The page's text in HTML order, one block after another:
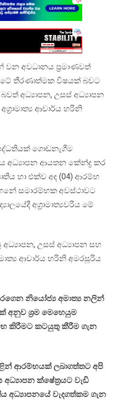
වන අවධානය ප්‍රමාණවත්
තීරණාත්මක විෂයක් බවට
අධ්‍යාපන, උසස් අධ්‍යාපන
ආචාර්ය හරිනි
ගොඩනැගීම
අධ්‍යාපන ආයතන කේන්ද්‍ර කර
හා එක්ව අද (04) ආරම්භ
සමාරම්භක අවස්ථාවට
අග්‍රාමාත්‍යවරිය මේ
අධ්‍යාපන, උසස් අධ්‍යාපන සහ
ආචාර්ය හරිනි අමරසූරිය
නියෝජ්‍ය අමාත්‍ය නලින්
අනුව ශ්‍රම මෙහෙයුම
කිරීමට කටයුතු කීරීම ගැන
ආරම්භයක් ලබාගත්තට අපි
ක්ෂේත්‍රයට වැඩි
අධ්‍යාපනයේ වැදගත්කම ගැන